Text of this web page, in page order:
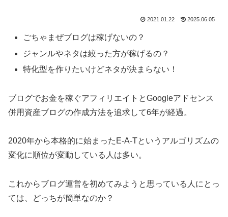
2021.01.22 2025.06.05
ごちゃまぜブログは稼げないの？
ジャンルやネタは絞った方が稼げるの？
特化型を作りたいけどネタが決まらない！
ブログでお金を稼ぐアフィリエイトとGoogleアドセンス
併用資産ブログの作成方法を追求して6年が経過。
2020年から本格的に始まったE-A-Tというアルゴリズムの
変化に順位が変動している人は多い。
これからブログ運営を初めてみようと思っている人にとっ
ては、どっちが簡単なのか？